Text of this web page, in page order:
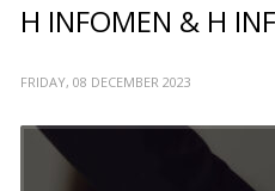
Η INFOMEN & Η
FRIDAY, 08 DECEMBER 2023